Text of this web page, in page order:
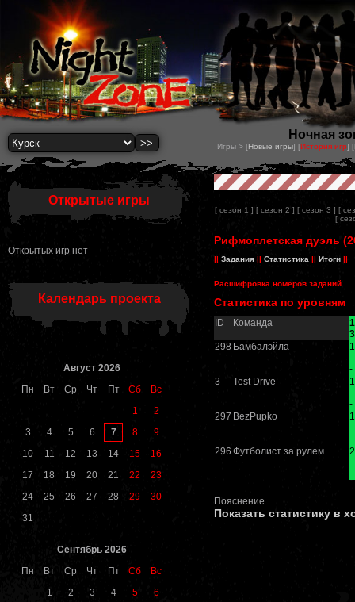
Ночная
Игры > [Новые игры] [История игр] [
Открытые игры
Открытых игр нет
Календарь проекта
Август 2026
Пн
Вт Ср Чт Пт Сб
Вс
1
2
3
4 5 6 7 8
9
10
11 12 13 14 15
16
17
18 19 20 21 22
23
24
25 26 27 28 29
30
31
Сентябрь 2026
Пн
Вт Ср Чт Пт Сб
Вс
1
2 3 4 5
6
[ сезон 1 ] [ сезон 2 ] [ сезон 3 ] [
[
Рифмоплетская дуэль
Задания Статистика Итоги
Расшифровка номеров заданий
Статистика по уровням
ID Команда
1
298 Бамбалэйла
-
3
Test Drive
-
297 BezPupko
-
296 Футболист за рулем
-
Пояснение
Показать статистику в